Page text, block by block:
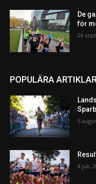
De
för
26
POPULÄRA ARTIKLAR
5
4 juli,